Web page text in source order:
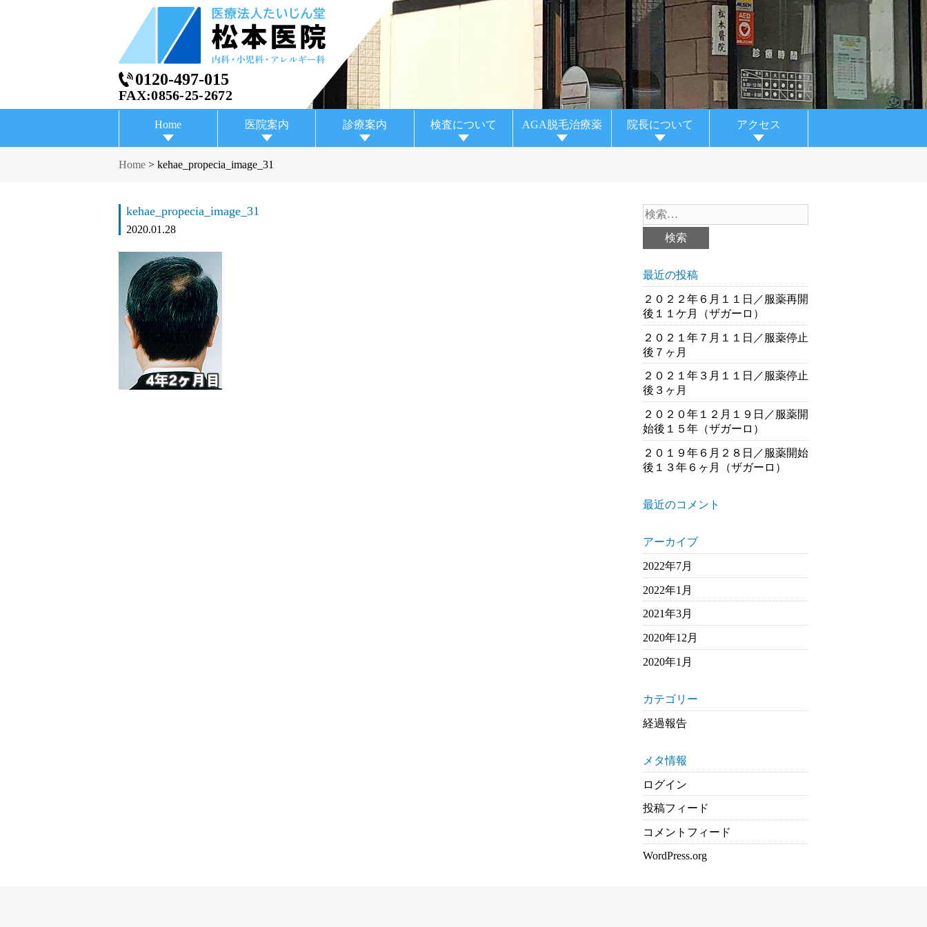
0120-497-015
FAX:0856-25-2672
Home 医院案内 診療案内 検査について AGA脱毛治療薬 院長について アクセス
Home > kehae_propecia_image_31
kehae_propecia_image_31
2020.01.28
最近の投稿
２０２２年６月１１日／服薬再開
後１１ケ月（ザガーロ）
２０２１年７月１１日／服薬停止
後７ヶ月
２０２１年３月１１日／服薬停止
後３ヶ月
２０２０年１２月１９日／服薬開
始後１５年（ザガーロ）
２０１９年６月２８日／服薬開始
後１３年６ヶ月（ザガーロ）
最近のコメント
アーカイブ
2022年7月
2022年1月
2021年3月
2020年12月
2020年1月
カテゴリー
経過報告
メタ情報
ログイン
投稿フィード
コメントフィード
WordPress.org